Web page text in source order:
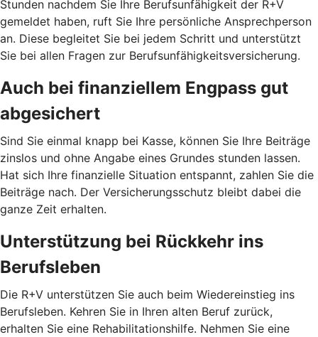
Stunden nachdem Sie Ihre Berufsunfähigkeit der R+V
gemeldet haben, ruft Sie Ihre persönliche Ansprechperson
an. Diese begleitet Sie bei jedem Schritt und unterstützt
Sie bei allen Fragen zur Berufsunfähigkeitsversicherung.
Auch bei finanziellem Engpass gut
abgesichert
Sind Sie einmal knapp bei Kasse, können Sie Ihre Beiträge
zinslos und ohne Angabe eines Grundes stunden lassen.
Hat sich Ihre finanzielle Situation entspannt, zahlen Sie die
Beiträge nach. Der Versicherungsschutz bleibt dabei die
ganze Zeit erhalten.
Unterstützung bei Rückkehr ins
Berufsleben
Die R+V unterstützen Sie auch beim Wiedereinstieg ins
Berufsleben. Kehren Sie in Ihren alten Beruf zurück,
erhalten Sie eine Rehabilitationshilfe. Nehmen Sie eine